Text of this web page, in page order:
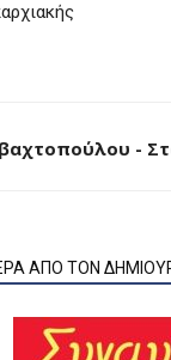
-
ΑΠΟ ΤΟΝ